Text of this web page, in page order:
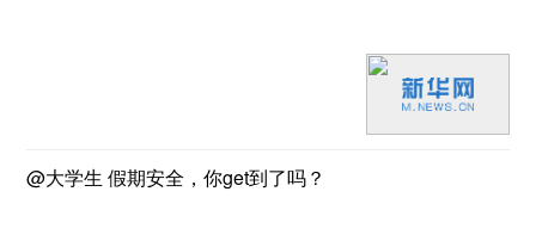
@大学生 假期安全，你get到了吗？